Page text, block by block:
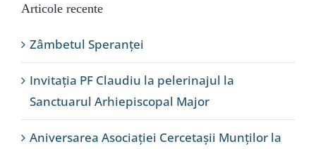
Articole recente
Zâmbetul Speranței
Invitația PF Claudiu la pelerinajul la
Sanctuarul Arhiepiscopal Major
Aniversarea Asociației Cercetașii Munților la